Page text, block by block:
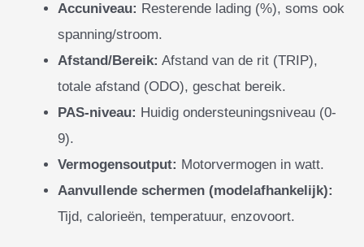
Accuniveau: Resterende lading (%), soms ook
spanning/stroom.
Afstand/Bereik: Afstand van de rit (TRIP),
totale afstand (ODO), geschat bereik.
PAS-niveau: Huidig ondersteuningsniveau (0-
9).
Vermogensoutput: Motorvermogen in watt.
Aanvullende schermen (modelafhankelijk):
Tijd, calorieën, temperatuur, enzovoort.